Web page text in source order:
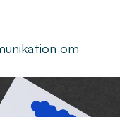
om